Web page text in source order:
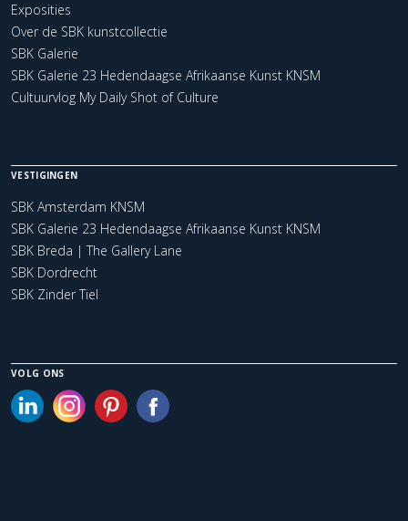
Exposities
Over de SBK kunstcollectie
SBK Galerie
SBK Galerie 23 Hedendaagse Afrikaanse Kunst KNSM
Cultuurvlog My Daily Shot of Culture
VESTIGINGEN
SBK Amsterdam KNSM
SBK Galerie 23 Hedendaagse Afrikaanse Kunst KNSM
SBK Breda | The Gallery Lane
SBK Dordrecht
SBK Zinder Tiel
VOLG ONS